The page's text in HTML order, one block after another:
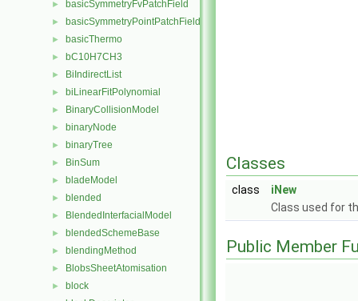
► basicSymmetryFvPatchField
► basicSymmetryPointPatchField
► basicThermo
► bC10H7CH3
► BiIndirectList
► biLinearFitPolynomial
► BinaryCollisionModel
► binaryNode
► binaryTree
► BinSum
► bladeModel
► blended
► BlendedInterfacialModel
► blendedSchemeBase
► blendingMethod
► BlobsSheetAtomisation
► block
Classes
class
iNew
Class used for
Public Member